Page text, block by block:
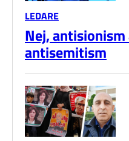
LEDARE
Nej, antisionism
antisemitism